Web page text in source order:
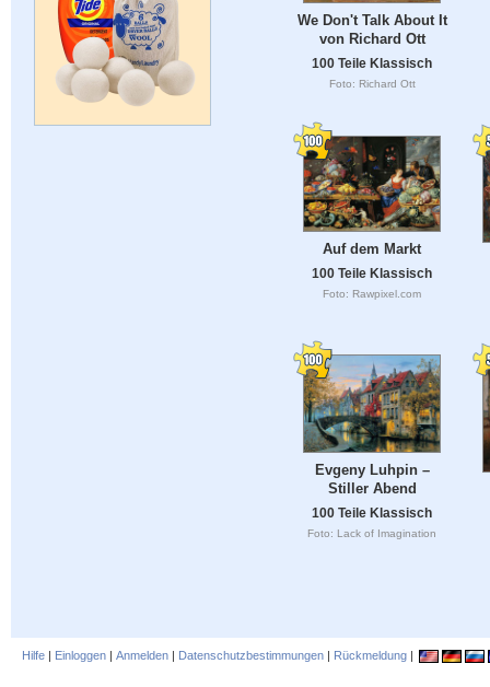
We Don't Talk About It
von Richard Ott
100 Teile Klassisch
Foto: Richard Ott
Auf dem Markt
100 Teile Klassisch
Foto: Rawpixel.com
Evgeny Luhpin –
Stiller Abend
100 Teile Klassisch
Foto: Lack of Imagination
Hilfe | Einloggen | Anmelden | Datenschutzbestimmungen | Rückmeldung |